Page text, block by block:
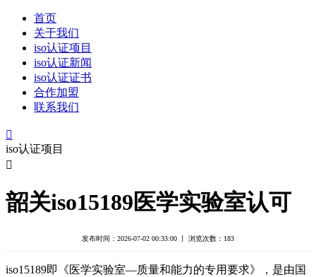
首页
关于我们
iso认证项目
iso认证新闻
iso认证证书
合作加盟
联系我们

iso认证项目

韶关iso15189医学实验室认可
发布时间：2026-07-02 00:33:00 丨 浏览次数： 183
iso15189即《医学实验室—质量和能力的专用要求》，是由国